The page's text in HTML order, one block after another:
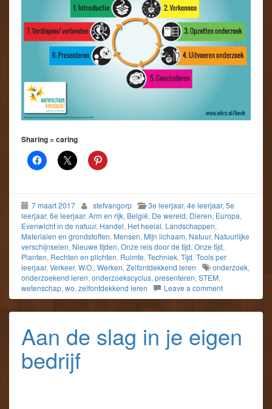
Sharing = caring
7 maart 2017 stefvangorp 3e leerjaar, 4e leerjaar, 5e
leerjaar, 6e leerjaar, Arm en rijk, België, De wereld, Dieren, Europa,
Evenwicht in de natuur, Handel, Het heelal, Landschappen,
Materialen en grondstoffen, Mensen, Mijn lichaam, Natuur, Natuurlijke
verschijnselen, Nieuwe tijden, Onze reis door de tijd, Onze tijd,
Planten, Rechten en plichten, Ruimte, Techniek, Tijd, Tools per
leerjaar, Verkeer, W.O., Werken, Zelfontdekkend leren onderzoek,
onderzoekend leren, onderzoekscyclus, presenteren, STEM,
wetenschap, wo, zelfontdekkend leren Leave a comment
Aan de slag in je eigen
bedrijf